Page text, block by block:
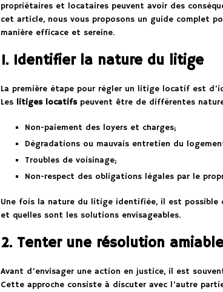
propriétaires et locataires peuvent avoir des
cet article, nous vous proposons un guide complet
manière efficace et sereine.
1. Identifier la nature du litige
La première étape pour régler un litige locatif est
Les litiges locatifspeuvent être de différentes
Non-paiement des loyers et charges;
Dégradations ou mauvais entretien du
Troubles de voisinage;
Non-respect des obligations légales par le
Une fois la nature du litige identifiée, il est possible
et quelles sont les solutions envisageables.
2. Tenter une résolution amiable
Avant d’envisager une action en justice, il est
Cette approche consiste à discuter avec l’autre